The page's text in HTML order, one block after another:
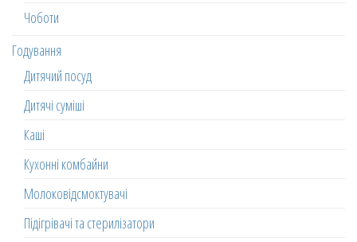
Чоботи
Годування
Дитячий посуд
Дитячі суміші
Каші
Кухонні комбайни
Молоковідсмоктувачі
Підігрівачі та стерилізатори